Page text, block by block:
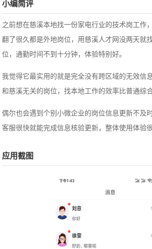
小编简评
之前想在慈溪本地找一份家电行业的技术岗工作
翻了很久都是外地岗位，用慈溪人才网没两天就
位，通勤时间不到十分钟，体验特别好。
我觉得它最实用的就是完全没有跨区域的无效信
和慈溪无关的岗位，找本地工作的效率比普通综
偶尔也会遇到个别小微企业的岗位信息更新不及
客服很快就能完成信息核验更新，整体使用体验很
应用截图